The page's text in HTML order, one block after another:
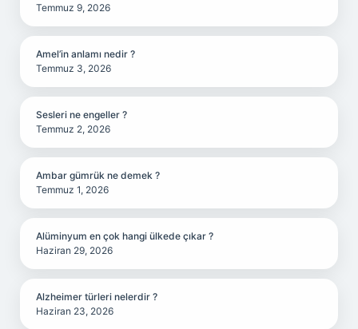
Temmuz 9, 2026
Amel’in anlamı nedir ?
Temmuz 3, 2026
Sesleri ne engeller ?
Temmuz 2, 2026
Ambar gümrük ne demek ?
Temmuz 1, 2026
Alüminyum en çok hangi ülkede çıkar ?
Haziran 29, 2026
Alzheimer türleri nelerdir ?
Haziran 23, 2026